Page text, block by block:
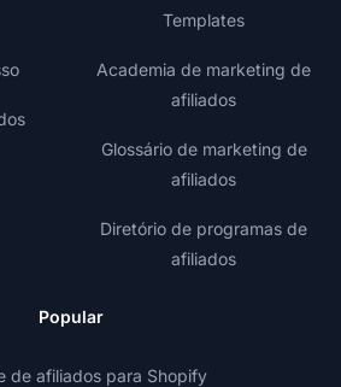
Templates
Academia de marketing de
afiliados
Glossário de marketing de
afiliados
Diretório de programas de
afiliados
Popular
de afiliados para Shopify